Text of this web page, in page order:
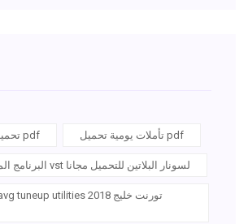
تحميل نويفو بريزما pdf تأملات يومية تحميل pdf
البرنامج المساعد سلاسل vst لسونار البلاتين للتحميل مجانا